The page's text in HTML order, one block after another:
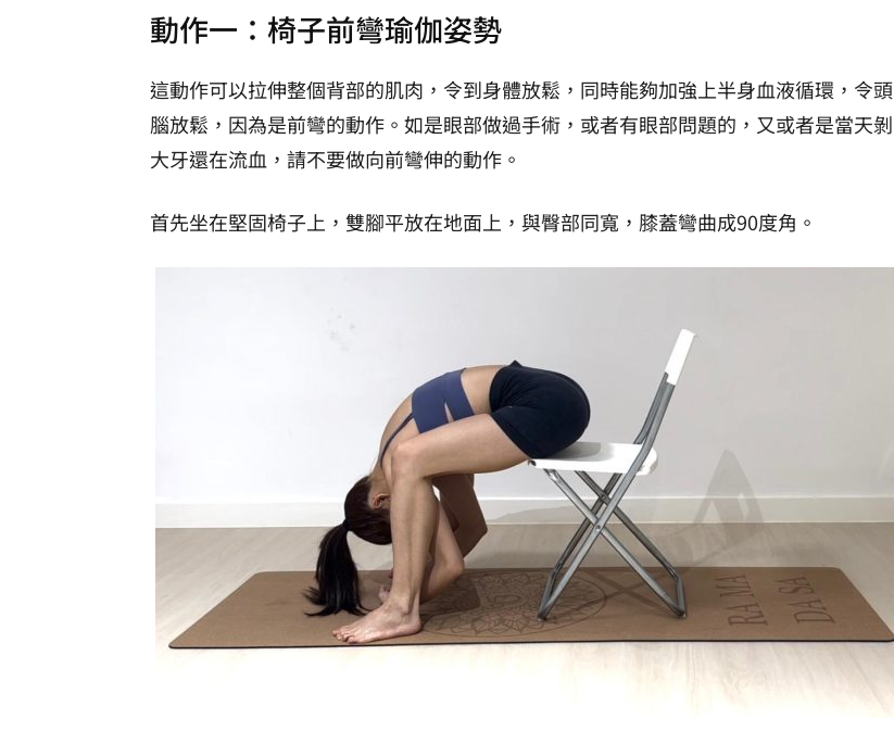
動作一：椅子前彎瑜伽姿勢
這動作可以拉伸整個背部的肌肉，令到身體放鬆，同時能夠加強上半身血液循環，令頭
腦放鬆，因為是前彎的動作。如是眼部做過手術，或者有眼部問題的，又或者是當天剝
大牙還在流血，請不要做向前彎伸的動作。
首先坐在堅固椅子上，雙腳平放在地面上，與臀部同寬，膝蓋彎曲成90度角。